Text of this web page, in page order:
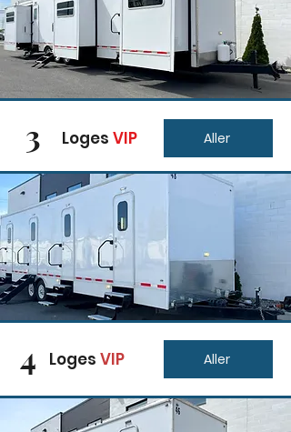
3 Loges VIP Aller
4 Loges VIP Aller